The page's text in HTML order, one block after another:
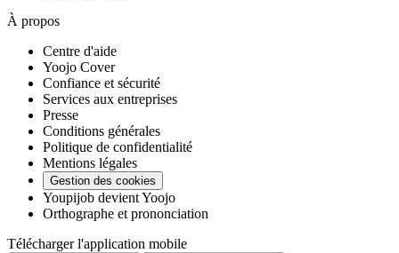
À propos
Centre d'aide
Yoojo Cover
Confiance et sécurité
Services aux entreprises
Presse
Conditions générales
Politique de confidentialité
Mentions légales
Gestion des cookies
Youpijob devient Yoojo
Orthographe et prononciation
Télécharger l'application mobile